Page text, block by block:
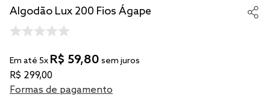
Algodão Lux 200 Fios Ágape
Em até 5x R$ 59,80 sem juros
R$ 299,00
Formas de pagamento
tencel
cobre leito
cobertor